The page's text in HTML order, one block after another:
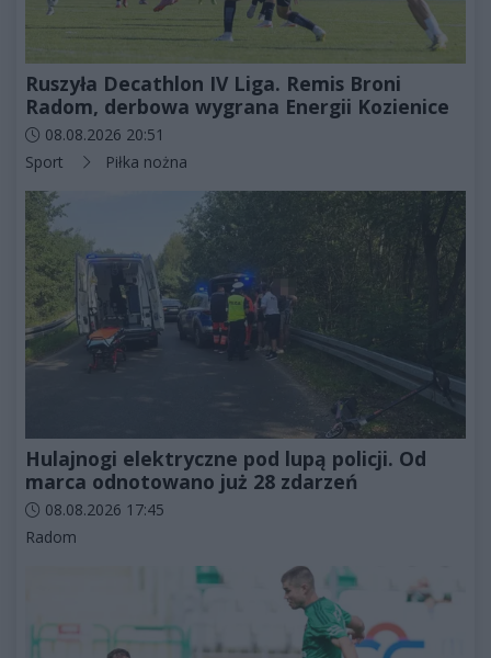
Ruszyła Decathlon IV Liga. Remis Broni
Radom, derbowa wygrana Energii Kozienice
Data dodania artykułu:
08.08.2026 20:51
Kategorie artykułu:
Sport Piłka nożna
Hulajnogi elektryczne pod lupą policji. Od
marca odnotowano już 28 zdarzeń
Data dodania artykułu:
08.08.2026 17:45
Kategorie artykułu:
Radom